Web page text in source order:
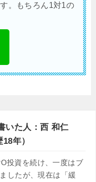
。もちろん1対1の
いた人：西 和仁
年）
投資を続け、一度はブ
したが、現在は「緩